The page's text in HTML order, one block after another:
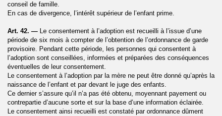
conseil de famille.
En cas de divergence, l’intérêt supérieur de l’enfant prime.
Art. 42. — Le consentement à l’adoption est recueilli à l’issue d’une
période de six mois à compter de l’obtention de l’ordonnance de garde
provisoire. Pendant cette période, les personnes qui consentent à
l’adoption sont conseillées, informées et préparées des conséquences
éventuelles de leur consentement.
Le consentement à l’adoption par la mère ne peut être donné qu’après la
naissance de l’enfant et par devant le juge des enfants.
Ce dernier s’assure qu’il n’a pas été obtenu, moyennant payement ou
contrepartie d’aucune sorte et sur la base d’une information éclairée.
Le consentement ainsi recueilli est constaté par ordonnance dûment